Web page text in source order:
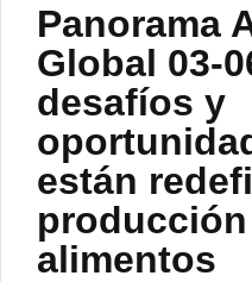
Panorama
Global 03-
desafíos y
están
alimentos